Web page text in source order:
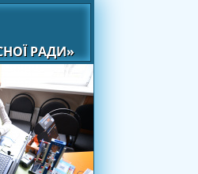
РАДИ»